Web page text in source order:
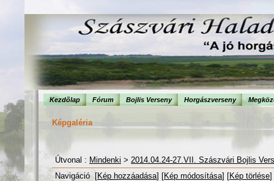
Kezdõlap Fórum Bojlis Verseny Horgászverseny
Képgaléria
Útvonal : Mindenki > 2014.04.24-27.VII. Szászvári Bojlis
Navigáció [Kép hozzáadása] [Kép módosítása] [Kép törlése]